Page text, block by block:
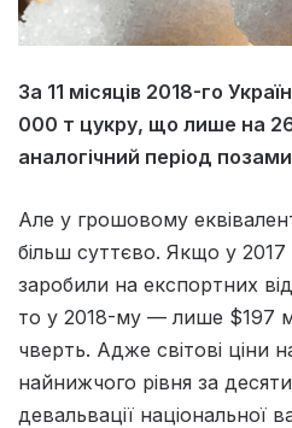
За 11 місяців 2018-го
000 т цукру, що лише на
аналогічний період
Але у грошовому
більш суттєво. Якщо у
заробили на експортних
то у 2018-му — лише $197
чверть. Адже світові ціни
найнижчого рівня за
девальвації національної